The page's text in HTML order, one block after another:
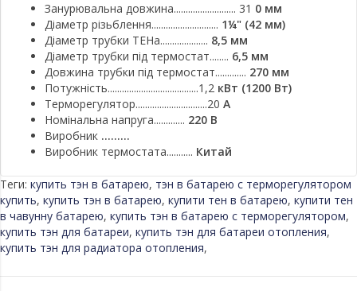
Занурювальна довжина.......................... 31 0 мм
Діаметр різьблення............................ 1¼" (42 мм)
Діаметр трубки ТЕНа.................... 8,5 мм
Діаметр трубки під термостат........ 6,5 мм
Довжина трубки під термостат............. 270 мм
Потужність......................................1,2 кВт (1200 Вт)
Терморегулятор..............................20 А
Номінальна напруга............. 220 В
Виробник .........
Виробник термостата........... Китай
Теги: купить тэн в батарею, тэн в батарею с терморегулятором
купить, купить тэн в батарею, купити тен в батарею, купити тен
в чавунну батарею, купить тэн в батарею с терморегулятором,
купить тэн для батареи, купить тэн для батареи отопления,
купить тэн для радиатора отопления,